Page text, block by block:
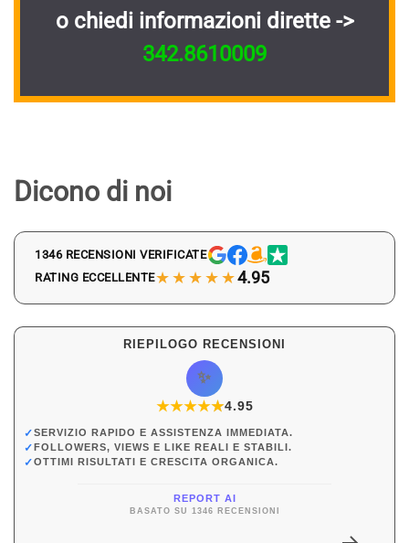
o chiedi informazioni dirette ->
342.8610009
Dicono di noi
1346 RECENSIONI VERIFICATE
RATING ECCELLENTE★★★★★4.95
RIEPILOGO RECENSIONI
✨
★★★★★
★4.95
✓SERVIZIO RAPIDO E ASSISTENZA IMMEDIATA.
✓FOLLOWERS, VIEWS E LIKE REALI E STABILI.
✓OTTIMI RISULTATI E CRESCITA ORGANICA.
REPORT AI
BASATO SU 1346 RECENSIONI